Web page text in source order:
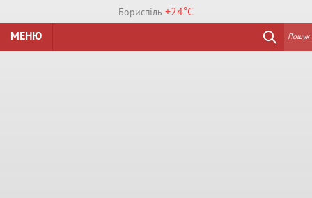
Бориспiль +24°C
МЕНЮ
Пошук